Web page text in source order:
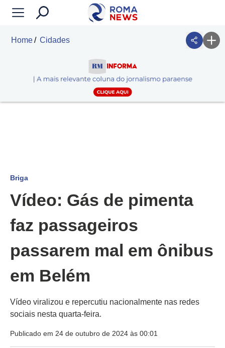
Home Cidades
Briga
Vídeo: Gás de pimenta
faz passageiros
passarem mal em ônibus
em Belém
Vídeo viralizou e repercutiu nacionalmente nas redes
sociais nesta quarta-feira.
Publicado em 24 de outubro de 2024 às 00:01